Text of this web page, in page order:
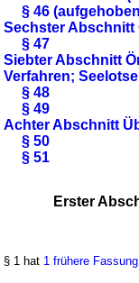
§ 46
Sechster
§ 47
Siebter Abschnitt
Verfahren;
§ 48
§ 49
Achter Abschnitt
§ 50
§ 51
Erster
§ 1 hat 1 frühere Fassung